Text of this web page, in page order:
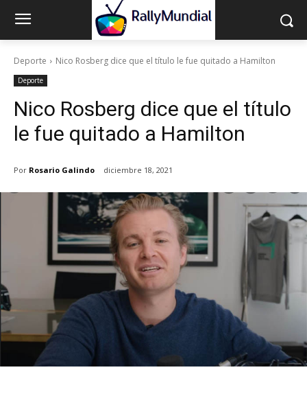
Deporte Nico Rosberg dice que el título le fue quitado a Hamilton
Deporte
Nico Rosberg dice que el título
le fue quitado a Hamilton
Por Rosario Galindo diciembre 18, 2021